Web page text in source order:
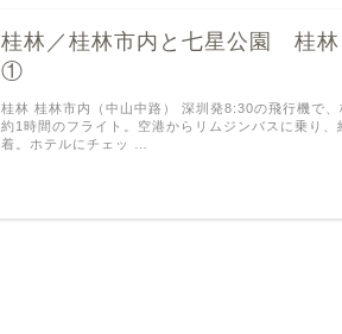
桂林／桂林市内と七星公園 桂林
①
桂林 桂林市内（中山中路） 深圳発8:30の飛行機で、
約1時間のフライト。空港からリムジンバスに乗り、
着。ホテルにチェッ …